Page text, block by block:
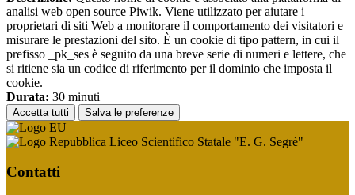
analisi web open source Piwik. Viene utilizzato per aiutare i
proprietari di siti Web a monitorare il comportamento dei visitatori e
misurare le prestazioni del sito. È un cookie di tipo pattern, in cui il
prefisso _pk_ses è seguito da una breve serie di numeri e lettere, che
si ritiene sia un codice di riferimento per il dominio che imposta il
cookie.
Durata: 30 minuti
Accetta tutti Salva le preferenze
Liceo Scientifico Statale "E. G. Segrè"
Contatti